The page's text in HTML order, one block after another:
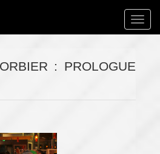
: PROLOGUE